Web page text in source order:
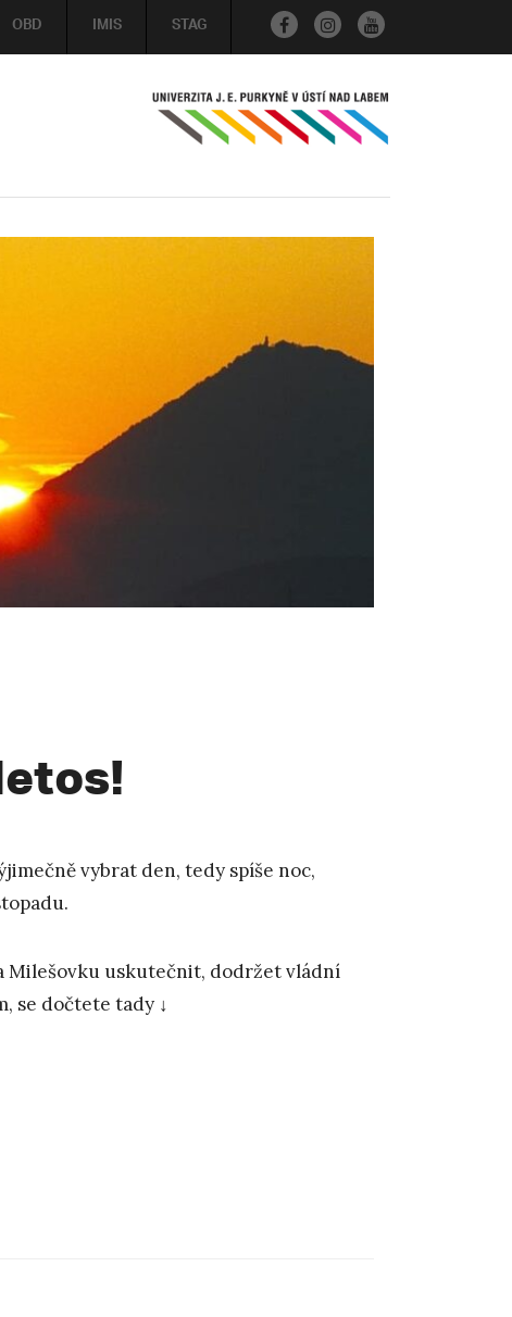
OBD IMIS STAG
vybrat den, tedy spíše noc,
Milešovku uskutečnit, dodržet vládní
se dočtete tady ↓